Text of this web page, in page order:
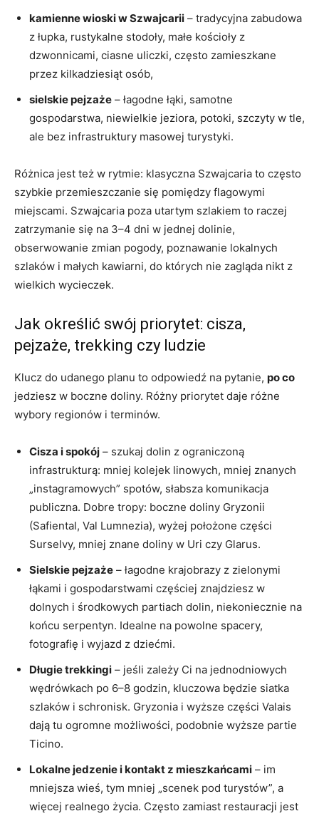
kamienne wioski w Szwajcarii – tradycyjna zabudowa
z łupka, rustykalne stodoły, małe kościoły z
dzwonnicami, ciasne uliczki, często zamieszkane
przez kilkadziesiąt osób,
sielskie pejzaże – łagodne łąki, samotne
gospodarstwa, niewielkie jeziora, potoki, szczyty w tle,
ale bez infrastruktury masowej turystyki.
Różnica jest też w rytmie: klasyczna Szwajcaria to często
szybkie przemieszczanie się pomiędzy flagowymi
miejscami. Szwajcaria poza utartym szlakiem to raczej
zatrzymanie się na 3–4 dni w jednej dolinie,
obserwowanie zmian pogody, poznawanie lokalnych
szlaków i małych kawiarni, do których nie zagląda nikt z
wielkich wycieczek.
Jak określić swój priorytet: cisza,
pejzaże, trekking czy ludzie
Klucz do udanego planu to odpowiedź na pytanie, po co
jedziesz w boczne doliny. Różny priorytet daje różne
wybory regionów i terminów.
Cisza i spokój – szukaj dolin z ograniczoną
infrastrukturą: mniej kolejek linowych, mniej znanych
„instagramowych” spotów, słabsza komunikacja
publiczna. Dobre tropy: boczne doliny Gryzonii
(Safiental, Val Lumnezia), wyżej położone części
Surselvy, mniej znane doliny w Uri czy Glarus.
Sielskie pejzaże – łagodne krajobrazy z zielonymi
łąkami i gospodarstwami częściej znajdziesz w
dolnych i środkowych partiach dolin, niekoniecznie na
końcu serpentyn. Idealne na powolne spacery,
fotografię i wyjazd z dziećmi.
Długie trekkingi – jeśli zależy Ci na jednodniowych
wędrówkach po 6–8 godzin, kluczowa będzie siatka
szlaków i schronisk. Gryzonia i wyższe części Valais
dają tu ogromne możliwości, podobnie wyższe partie
Ticino.
Lokalne jedzenie i kontakt z mieszkańcami – im
mniejsza wieś, tym mniej „scenek pod turystów”, a
więcej realnego życia. Często zamiast restauracji jest